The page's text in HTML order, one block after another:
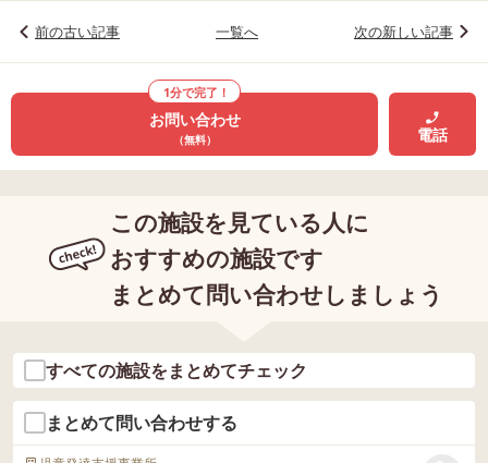
前の古い記事 一覧へ 次の新しい記事
1分で完了！
お問い合わせ
（無料） 電話
この施設を見ている人に
おすすめの施設です
まとめて問い合わせしましょう
すべての施設をまとめてチェック
まとめて問い合わせする